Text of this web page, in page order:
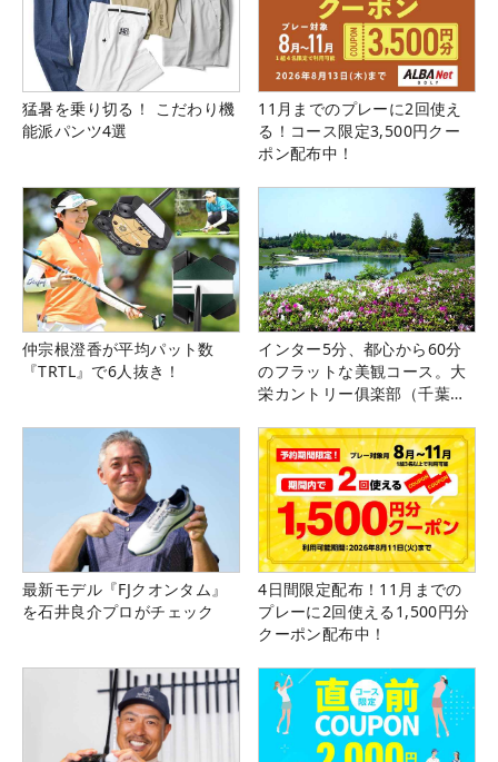
猛暑を乗り切る！ こだわり機
能派パンツ4選
11月までのプレーに2回使え
る！コース限定3,500円クー
ポン配布中！
仲宗根澄香が平均パット数
『TRTL』で6人抜き！
インター5分、都心から60分
のフラットな美観コース。大
栄カントリー俱楽部（千葉
最新モデル『FJクオンタム』
を石井良介プロがチェック
4日間限定配布！11月までの
プレーに2回使える1,500円分
クーポン配布中！